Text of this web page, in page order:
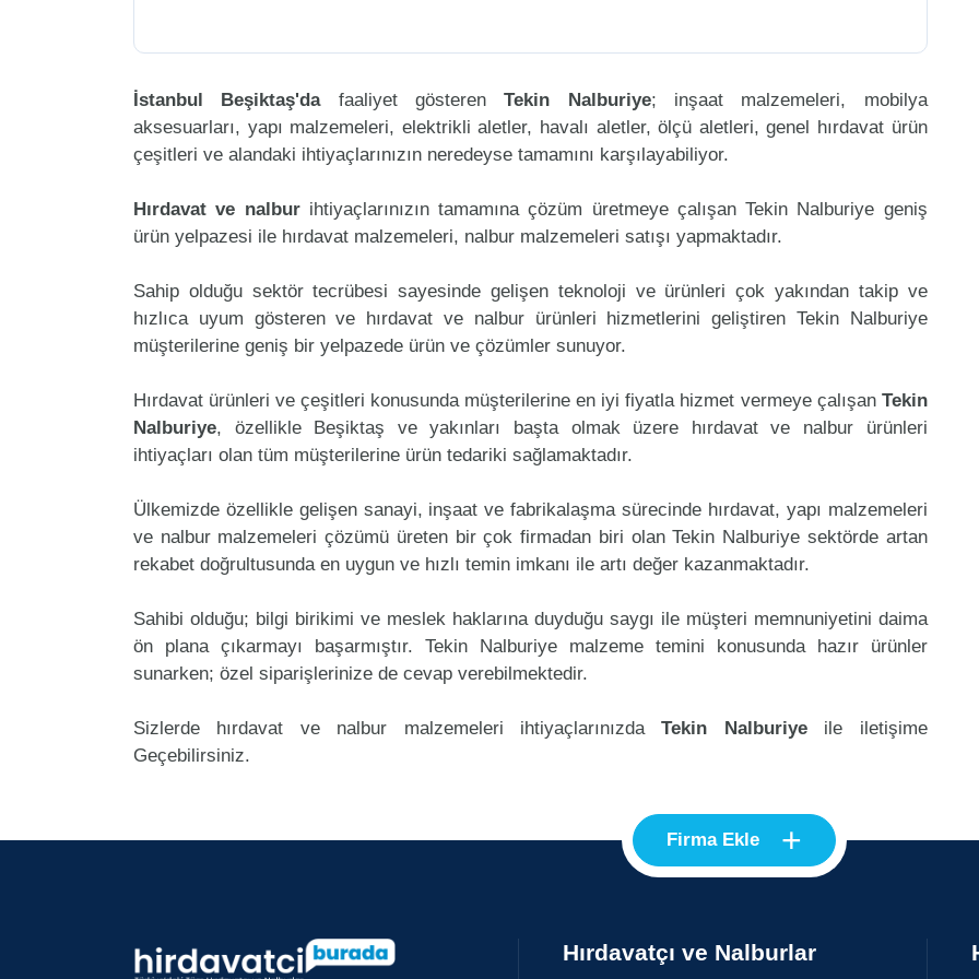
İstanbul Beşiktaş'dafaaliyet gösterenTekin Nalburiye; inşaat malzemeleri, mobilya
aksesuarları, yapı malzemeleri, elektrikli aletler, havalı aletler, ölçü aletleri, genel hırdavat ürün
çeşitleri ve alandaki ihtiyaçlarınızın neredeyse tamamını karşılayabiliyor.
Hırdavat ve nalburihtiyaçlarınızın tamamına çözüm üretmeye çalışan Tekin Nalburiye geniş
ürün yelpazesi ile hırdavat malzemeleri, nalbur malzemeleri satışı yapmaktadır.
Sahip olduğu sektör tecrübesi sayesinde gelişen teknoloji ve ürünleri çok yakından takip ve
hızlıca uyum gösteren ve hırdavat ve nalbur ürünleri hizmetlerini geliştiren Tekin Nalburiye
müşterilerine geniş bir yelpazede ürün ve çözümler sunuyor.
Hırdavat ürünleri ve çeşitleri konusunda müşterilerine en iyi fiyatla hizmet vermeye çalışan Tekin
Nalburiye, özellikle Beşiktaş ve yakınları başta olmak üzere hırdavat ve nalbur ürünleri
ihtiyaçları olan tüm müşterilerine ürün tedariki sağlamaktadır.
Ülkemizde özellikle gelişen sanayi, inşaat ve fabrikalaşma sürecinde hırdavat, yapı malzemeleri
ve nalbur malzemeleri çözümü üreten bir çok firmadan biri olan Tekin Nalburiye sektörde artan
rekabet doğrultusunda en uygun ve hızlı temin imkanı ile artı değer kazanmaktadır.
Sahibi olduğu; bilgi birikimi ve meslek haklarına duyduğu saygı ile müşteri memnuniyetini daima
ön plana çıkarmayı başarmıştır. Tekin Nalburiye malzeme temini konusunda hazır ürünler
sunarken; özel siparişlerinize de cevap verebilmektedir.
Sizlerde hırdavat ve nalbur malzemeleri ihtiyaçlarınızdaTekin Nalburiyeile iletişime
Geçebilirsiniz.
Firma Ekle +
Hırdavatçı ve Nalburlar